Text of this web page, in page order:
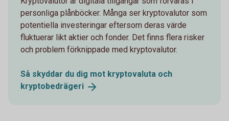
personliga plånböcker. Många ser kryptovalutor som
potentiella investeringar eftersom deras värde
fluktuerar likt aktier och fonder. Det finns flera risker
och problem förknippade med kryptovalutor.
Så skyddar du dig mot kryptovaluta och
kryptobedrägeri